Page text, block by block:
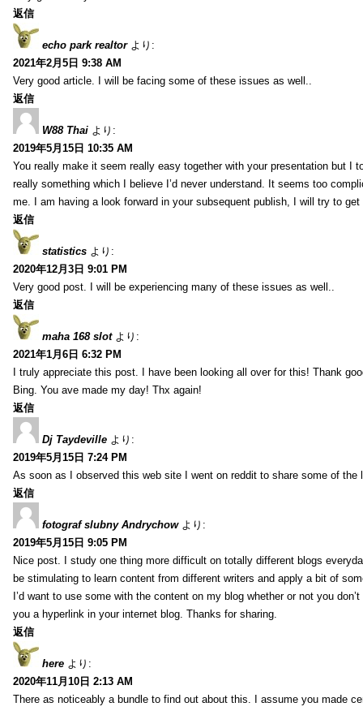
返信
echo park realtor より:
2021年2月5日 9:38 AM
Very good article. I will be facing some of these issues as well..
返信
W88 Thai より:
2019年5月15日 10:35 AM
You really make it seem really easy together with your presentation but I
really something which I believe I’d never understand. It seems too
me. I am having a look forward in your subsequent publish, I will try to
返信
statistics より:
2020年12月3日 9:01 PM
Very good post. I will be experiencing many of these issues as well..
返信
maha 168 slot より:
2021年1月6日 6:32 PM
I truly appreciate this post. I have been looking all over for this! Thank
Bing. You ave made my day! Thx again!
返信
Dj Taydeville より:
2019年5月15日 7:24 PM
As soon as I observed this web site I went on reddit to share some of the
返信
fotograf slubny Andrychow より:
2019年5月15日 9:05 PM
Nice post. I study one thing more difficult on totally different blogs
be stimulating to learn content from different writers and apply a bit of
I’d want to use some with the content on my blog whether or not you
you a hyperlink in your internet blog. Thanks for sharing.
返信
here より:
2020年11月10日 2:13 AM
There as noticeably a bundle to find out about this. I assume you made